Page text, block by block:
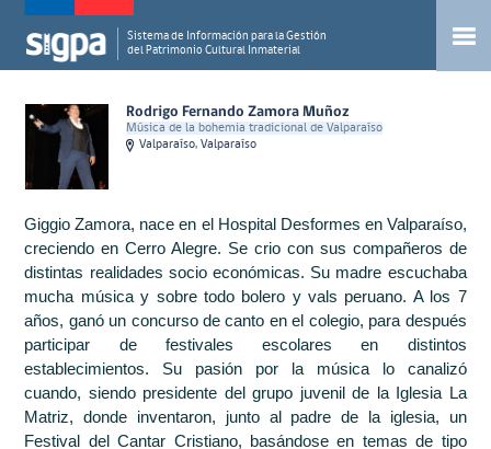
Sistema de Información para la Gestión
del Patrimonio Cultural Inmaterial
Rodrigo Fernando Zamora Muñoz
Música de la bohemia tradicional de Valparaíso
Valparaíso, Valparaíso
Giggio Zamora, nace en el Hospital Desformes en Valparaíso,
creciendo en Cerro Alegre. Se crio con sus compañeros de
distintas realidades socio económicas. Su madre escuchaba
mucha música y sobre todo bolero y vals peruano. A los 7
años, ganó un concurso de canto en el colegio, para después
participar de festivales escolares en distintos
establecimientos. Su pasión por la música lo canalizó
cuando, siendo presidente del grupo juvenil de la Iglesia La
Matriz, donde inventaron, junto al padre de la iglesia, un
Festival del Cantar Cristiano, basándose en temas de tipo